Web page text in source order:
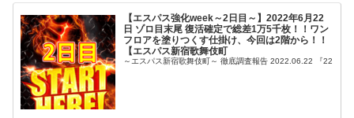
【エスパス強化week～2日目～】2022年6月22
日 ゾロ目末尾 復活確定で総差1万5千枚！！ワン
フロアを塗りつくす仕掛け、今回は2階から！！
【エスパス新宿歌舞伎町
～エスパス新宿歌舞伎町～ 徹底調査報告 2022.06.22 『22